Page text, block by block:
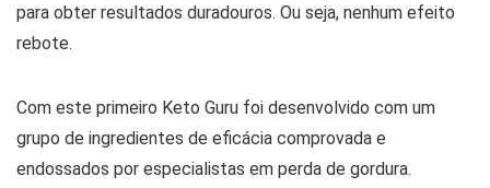
para obter resultados duradouros. Ou seja, nenhum efeito
rebote.
Com este primeiro Keto Guru foi desenvolvido com um
grupo de ingredientes de eficácia comprovada e
endossados ​​por especialistas em perda de gordura.